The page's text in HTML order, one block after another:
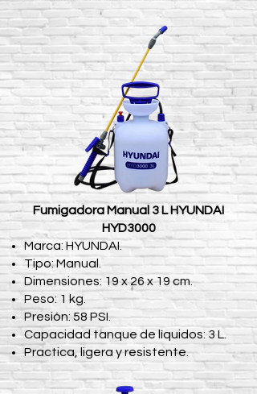
Fumigadora Manual 3 L HYUNDAI
HYD3000
Marca: HYUNDAI.
Tipo: Manual.
Dimensiones: 19 x 26 x 19 cm.
Peso: 1 kg.
Presión: 58 PSI.
Capacidad tanque de líquidos: 3 L.
Practica, ligera y resistente.